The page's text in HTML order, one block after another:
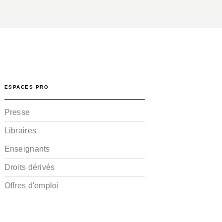
ESPACES PRO
Presse
Libraires
Enseignants
Droits dérivés
Offres d'emploi